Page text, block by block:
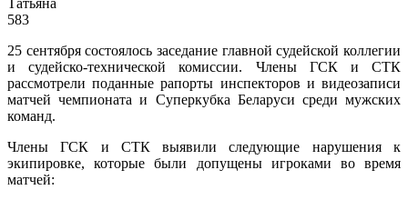
583
25 сентября состоялось заседание главной судейской коллегии
и судейско-технической комиссии. Члены ГСК и СТК
рассмотрели поданные рапорты инспекторов и видеозаписи
матчей чемпионата и Суперкубка Беларуси среди мужских
команд.
Члены ГСК и СТК выявили следующие нарушения к
экипировке, которые были допущены игроками во время
матчей: